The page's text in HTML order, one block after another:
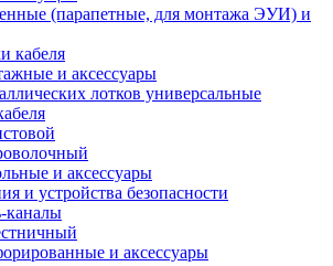
(парапетные, для монтажа ЭУИ) и
кабеля
и аксессуары
лотков универсальные
и аксессуары
и устройства безопасности
каналы
и аксессуары